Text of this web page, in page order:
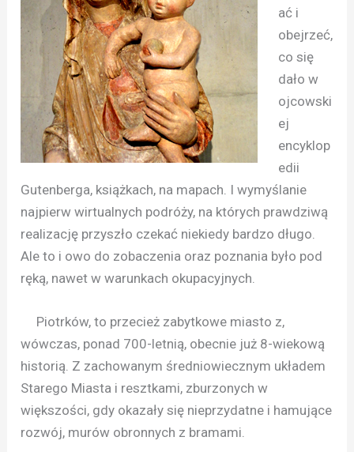
ać i
obejrzeć,
co się
dało w
ojcowski
ej
encyklop
edii
Gutenberga, książkach, na mapach. I wymyślanie
najpierw wirtualnych podróży, na których prawdziwą
realizację przyszło czekać niekiedy bardzo długo.
Ale to i owo do zobaczenia oraz poznania było pod
ręką, nawet w warunkach okupacyjnych.
Piotrków, to przecież zabytkowe miasto z,
wówczas, ponad 700-letnią, obecnie już 8-wiekową
historią. Z zachowanym średniowiecznym układem
Starego Miasta i resztkami, zburzonych w
większości, gdy okazały się nieprzydatne i hamujące
rozwój, murów obronnych z bramami.